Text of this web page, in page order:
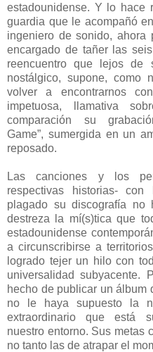
estadounidense. Y lo hace
guardia que le acompañó
ingeniero de sonido, ahora
encargado de tañer las
reencuentro que lejos de
nostálgico, supone, como
volver a encontrarnos
impetuosa, llamativa
comparación su
Game”, sumergida en un
reposado.
Las canciones y los
respectivas historias-
plagado su discografía no
destreza la mí(s)tica que
estadounidense
a circunscribirse a
logrado tejer un hilo con
universalidad subyacente.
hecho de publicar un álbum
no le haya supuesto la
extraordinario que está
nuestro entorno. Sus metas
no tanto las de atrapar el